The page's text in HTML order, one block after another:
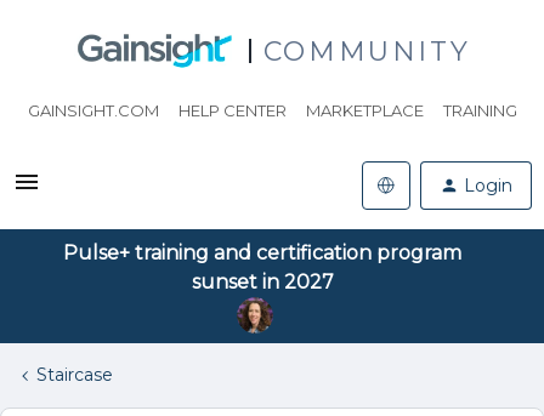
COMMUNITY
GAINSIGHT.COM HELP CENTER MARKETPLACE TRAINING
Login
Pulse+ training and certification program
sunset in 2027
Staircase